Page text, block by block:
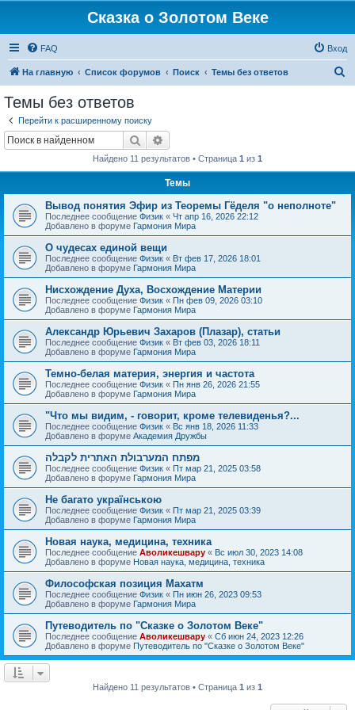
Сказка о Золотом Веке
FAQ Вход
На главную Список форумов Поиск Темы без ответов
Темы без ответов
Перейти к расширенному поиску
Поиск
Найдено 11 результатов • Страница 1 из 1
Темы
Вывод понятия Эфир из Теоремы Гёделя "о неполноте"
Последнее сообщение Физик « Чт апр 16, 2026 22:12
Добавлено в форуме Гармония Мира
О чудесах единой вещи
Последнее сообщение Физик « Вт фев 17, 2026 18:01
Добавлено в форуме Гармония Мира
Нисхождение Духа, Восхождение Материи
Последнее сообщение Физик « Пн фев 09, 2026 03:10
Добавлено в форуме Гармония Мира
Александр Юрьевич Захаров (Плазар), статьи
Последнее сообщение Физик « Вт фев 03, 2026 18:11
Добавлено в форуме Гармония Мира
Темно-белая материя, энергия и частота
Последнее сообщение Физик « Пн янв 26, 2026 21:55
Добавлено в форуме Гармония Мира
"Что мы видим, - говорит, кроме телевиденья?...
Последнее сообщение Физик « Вс янв 18, 2026 11:33
Добавлено в форуме Академия Дружбы
מפתח המערבולת האתרית לקבלה
Последнее сообщение Физик « Пт мар 21, 2025 03:58
Добавлено в форуме Гармония Мира
Не багато українською
Последнее сообщение Физик « Пт мар 21, 2025 03:39
Добавлено в форуме Гармония Мира
Новая наука, медицина, техника
Последнее сообщение Аволикешвару « Вс июл 30, 2023 14:08
Добавлено в форуме Новая наука, медицина, техника
Философская позиция Махатм
Последнее сообщение Физик « Пн июн 26, 2023 09:53
Добавлено в форуме Гармония Мира
Путеводитель по "Сказке о Золотом Веке"
Последнее сообщение Аволикешвару « Сб июн 24, 2023 12:26
Добавлено в форуме Путеводитель по "Сказке о Золотом Веке"
Найдено 11 результатов • Страница 1 из 1